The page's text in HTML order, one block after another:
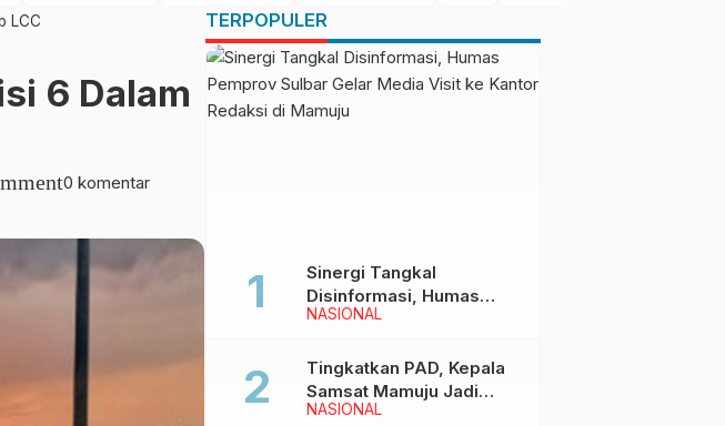
LCC
6 Dalam
0 komentar
TERPOPULER
NASIONAL
Sinergi Tangkal
Disinformasi, Humas
Pemprov Sulbar Gelar
Redaksi di Mamuju
NASIONAL
Tingkatkan PAD, Kepala
Samsat Mamuju Jadi
Narasumber Hearing